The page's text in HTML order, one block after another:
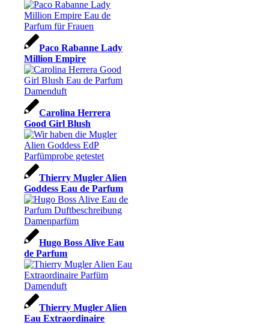
Paco Rabanne Lady
Million Empire
Carolina Herrera
Good Girl Blush
Thierry Mugler Alien
Goddess Eau de Parfum
Hugo Boss Alive Eau
de Parfum
Thierry Mugler Alien
Eau Extraordinaire